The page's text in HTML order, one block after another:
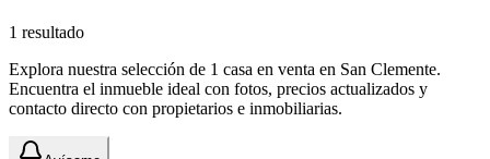
1 resultado
Explora nuestra selección de 1 casa en venta en San Clemente.
Encuentra el inmueble ideal con fotos, precios actualizados y
contacto directo con propietarios e inmobiliarias.